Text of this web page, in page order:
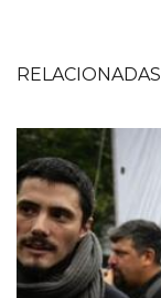
RELACIONADAS
Imagen